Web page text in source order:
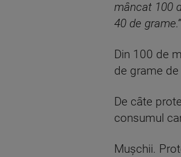
mâncat 100
40 de grame.”
Din 100 de
de grame
De câte
consumul
Mușchii.